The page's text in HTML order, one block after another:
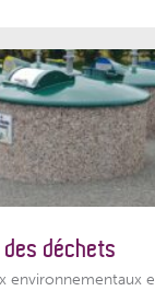
déchets
environnementaux